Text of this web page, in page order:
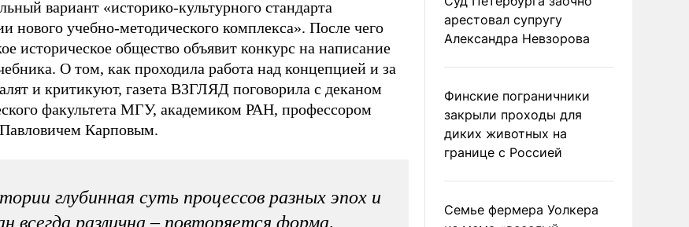
вариант «историко-культурного стандарта
нового учебно-методического комплекса». После чего
историческое общество объявит конкурс на написание
О том, как проходила работа над концепцией и за
и критикуют, газета ВЗГЛЯД поговорила с деканом
факультета МГУ, академиком РАН, профессором
Карповым.
глубинная суть процессов разных эпох и
всегда различна – повторяется форма,
арестовал супругу
Александра Невзорова
Финские пограничники
закрыли проходы для
диких животных на
границе с Россией
Семье фермера Уолкера